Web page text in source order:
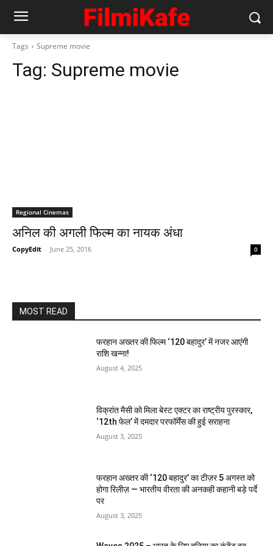
Tags Supreme movie
Tag: Supreme movie
Regional Cinemas
अनिल की अगली फिल्‍म का नायक अंधा
CopyEdit - June 25, 2016 0
MOST READ
फरहान अख्तर की फिल्म ‘120 बहादुर’ में नजर आएंगी
राशि खन्ना!
August 4, 2025
विक्रांत मैसी को मिला बेस्ट एक्टर का राष्ट्रीय पुरस्कार,
‘12th फेल’ में दमदार परफॉर्मेंस की हुई सराहना
August 3, 2025
फरहान अख्तर की ‘120 बहादुर’ का टीज़र 5 अगस्त को
होगा रिलीज़ — भारतीय वीरता की अनकही कहानी बड़े पर्दे
पर
August 3, 2025